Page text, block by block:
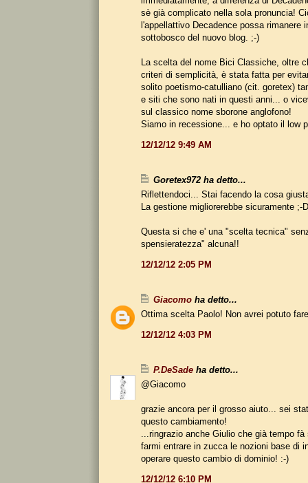
sè già complicato nella sola pronuncia!
l'appellattivo Decadence possa rimanere
sottobosco del nuovo blog. ;-)
La scelta del nome Bici Classiche, oltre
criteri di semplicità, è stata fatta per
solito poetismo-catulliano (cit. goretex)
e siti che sono nati in questi anni... o
sul classico nome sborone anglofono!
Siamo in recessione... e ho optato il low
12/12/12 9:49 AM
Goretex972 ha detto...
Riflettendoci... Stai facendo la cosa
La gestione migliorerebbe sicuramente ;-D
Questa si che e' una "scelta tecnica"
spensieratezza" alcuna!!
12/12/12 2:05 PM
Giacomo ha detto...
Ottima scelta Paolo! Non avrei potuto
12/12/12 4:03 PM
P.DeSade ha detto...
@Giacomo
grazie ancora per il grosso aiuto... sei
questo cambiamento!
...ringrazio anche Giulio che già tempo
farmi entrare in zucca le nozioni base di
operare questo cambio di dominio! :-)
12/12/12 6:10 PM